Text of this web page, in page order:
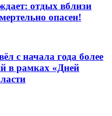
отдых вблизи
опасен!
с начала года более
в рамках «Дней